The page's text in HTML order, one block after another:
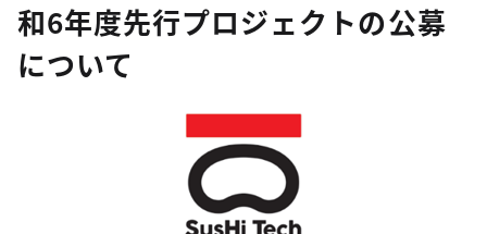
和6年度先行プロジェクトの公募
について